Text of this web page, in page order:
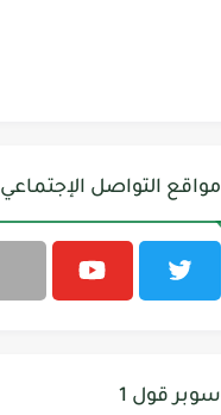
مواقع التواصل الإجتماعي
سوبر قول 1